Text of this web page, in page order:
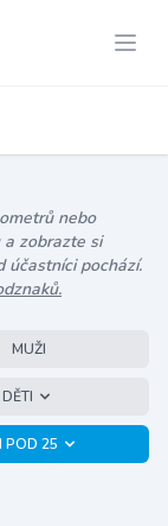
nebo
zobrazte si
účastníci pochází.
MUŽI
DĚTI
POD 25